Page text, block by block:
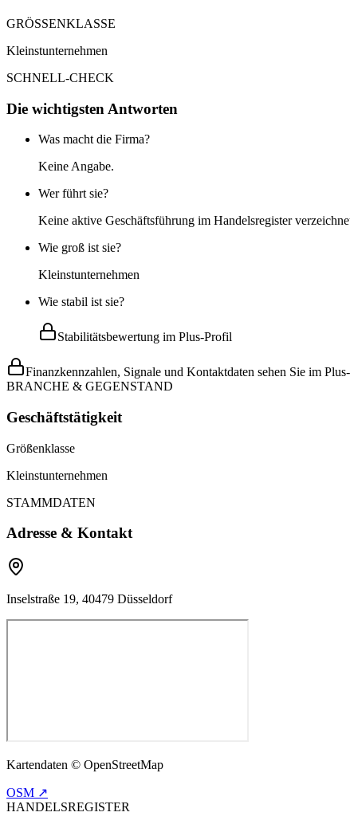
GRÖSSENKLASSE
Kleinstunternehmen
SCHNELL-CHECK
Die wichtigsten Antworten
Was macht die Firma?
Keine Angabe.
Wer führt sie?
Keine aktive Geschäftsführung im Handelsregister
Wie groß ist sie?
Kleinstunternehmen
Wie stabil ist sie?
Stabilitätsbewertung im Plus-Profil
Finanzkennzahlen, Signale und Kontaktdaten sehen Sie im
BRANCHE & GEGENSTAND
Geschäftstätigkeit
Größenklasse
Kleinstunternehmen
STAMMDATEN
Adresse & Kontakt
Inselstraße 19, 40479 Düsseldorf
Kartendaten © OpenStreetMap
OSM ↗
HANDELSREGISTER